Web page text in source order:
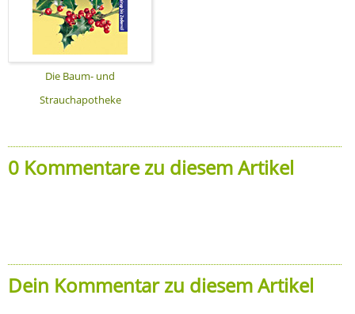
Die Baum- und
Strauchapotheke
0 Kommentare zu diesem Artikel
Dein Kommentar zu diesem Artikel